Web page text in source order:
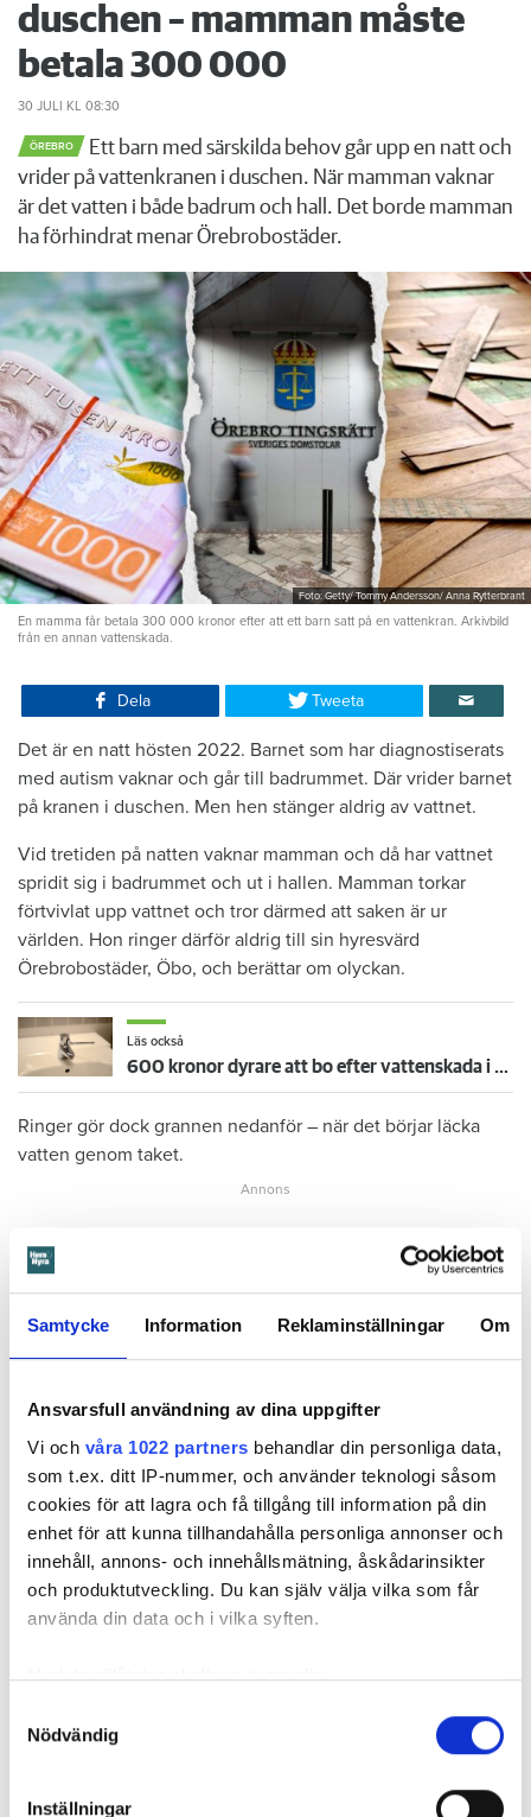
Samtycke Information Reklaminställningar Om
Ansvarsfull användning av dina uppgifter
Vi och våra 1022 partners behandlar din personliga data,
som t.ex. ditt IP-nummer, och använder teknologi såsom
cookies för att lagra och få tillgång till information på din
enhet för att kunna tillhandahålla personliga annonser och
innehåll, annons- och innehållsmätning, åskådarinsikter
och produktutveckling. Du kan själv välja vilka som får
använda din data och i vilka syften.
Med din tillåtelse skulle vi även vilja:
som kan ha en noggrannhet på upp till flera meter
Nödvändig
Inställningar
duschen – mamman måste
betala 300 000
30 JULI KL 08:30
ÖREBRO
Ett barn med särskilda behov går upp en natt och
vrider på vattenkranen i duschen. När mamman vaknar
är det vatten i både badrum och hall. Det borde mamman
ha förhindrat menar Örebrobostäder.
Foto: Getty/ Tommy Andersson/ Anna Rytterbrant
En mamma får betala 300 000 kronor efter att ett barn satt på en vattenkran. Arkivbild
från en annan vattenskada.
Dela Tweeta
Det är en natt hösten 2022. Barnet som har diagnostiserats
med autism vaknar och går till badrummet. Där vrider barnet
på kranen i duschen. Men hen stänger aldrig av vattnet.
Vid tretiden på natten vaknar mamman och då har vattnet
spridit sig i badrummet och ut i hallen. Mamman torkar
förtvivlat upp vattnet och tror därmed att saken är ur
världen. Hon ringer därför aldrig till sin hyresvärd
Örebrobostäder, Öbo, och berättar om olyckan.
Läs också
600 kronor dyrare att bo efter vattenskada i Varberg
Ringer gör dock grannen nedanför – när det börjar läcka
vatten genom taket.
När Öbo börjar undersöka skadan i januari 2023 visar det
sig att den är större än man först trott. Sanden under golvet
har sugit upp vattnet så att det spridit sig in i både kök och
vardagsrum.
I anteckningarna framgår att Örebrobostäder gång på gång